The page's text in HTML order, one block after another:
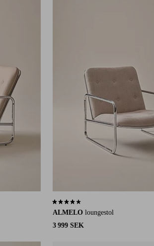
ALMELO loungestol
3 999 SEK
4,0 baserat på 23 st betyg